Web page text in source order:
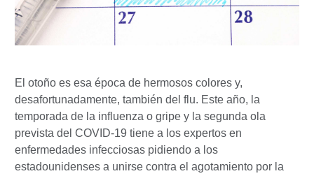
El otoño es esa época de hermosos colores y,
desafortunadamente, también del flu. Este año, la
temporada de la influenza o gripe y la segunda ola
prevista del COVID-19 tiene a los expertos en
enfermedades infecciosas pidiendo a los
estadounidenses a unirse contra el agotamiento por la